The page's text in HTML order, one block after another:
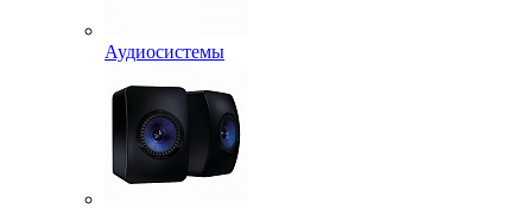
Аудиосистемы